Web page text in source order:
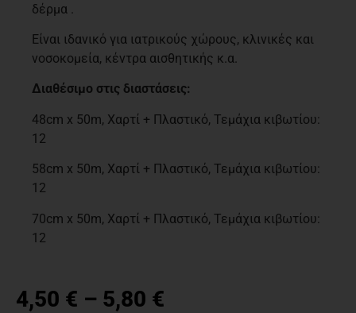
δέρμα .
Είναι ιδανικό για ιατρικούς χώρους, κλινικές και
νοσοκομεία, κέντρα αισθητικής κ.α.
Διαθέσιμο στις διαστάσεις:
48cm x 50m, Χαρτί + Πλαστικό, Τεμάχια κιβωτίου:
12
58cm x 50m, Χαρτί + Πλαστικό, Τεμάχια κιβωτίου:
12
70cm x 50m, Χαρτί + Πλαστικό, Τεμάχια κιβωτίου:
12
4,50 € – 5,80 €